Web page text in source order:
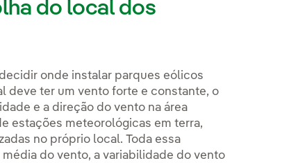
do local dos
onde instalar parques eólicos
deve ter um vento forte e constante, o
e a direção do vento na área
estações meteorológicas em terra,
no próprio local. Toda essa
do vento, a variabilidade do vento